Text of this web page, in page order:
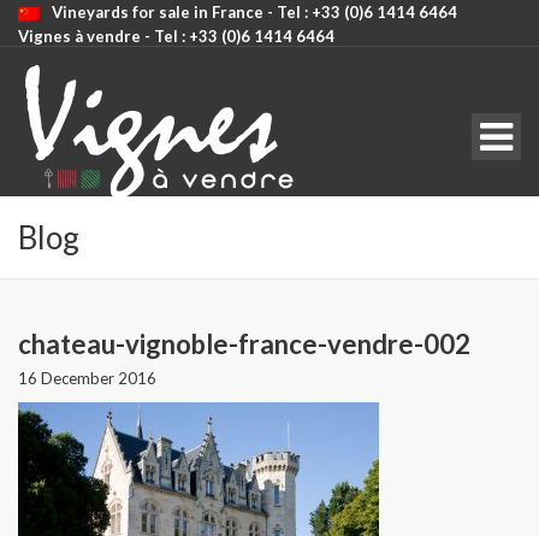
Vineyards for sale in France - Tel : +33 (0)6 1414 6464
Vignes à vendre - Tel : +33 (0)6 1414 6464
CODE: SELECT ALL
Blog
chateau-vignoble-france-vendre-002
16 December 2016